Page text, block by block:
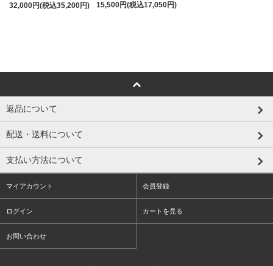
32,000円(税込35,200円)
15,500円(税込17,050円)
返品について
配送・送料について
支払い方法について
マイアカウント 会員登録
ログイン カートを見る
お問い合わせ